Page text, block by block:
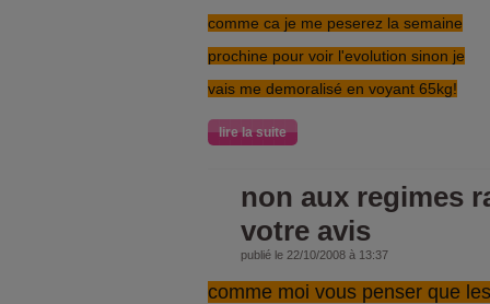
comme ca je me peserez la semaine
prochine pour voir l'evolution sinon je
vais me demoralisé en voyant 65kg!
lire la suite
non aux regimes
votre avis
publié le 22/10/2008 à 13:37
comme moi vous penser que les